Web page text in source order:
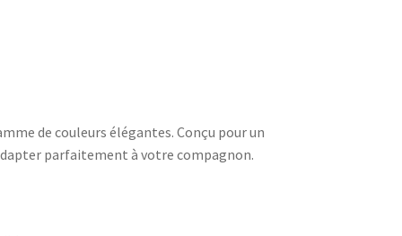
de couleurs élégantes. Conçu pour un
parfaitement à votre compagnon.